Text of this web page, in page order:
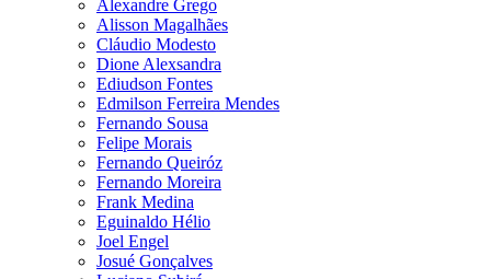
Alexandre Grego
Alisson Magalhães
Cláudio Modesto
Dione Alexsandra
Ediudson Fontes
Edmilson Ferreira Mendes
Fernando Sousa
Felipe Morais
Fernando Queiróz
Fernando Moreira
Frank Medina
Eguinaldo Hélio
Joel Engel
Josué Gonçalves